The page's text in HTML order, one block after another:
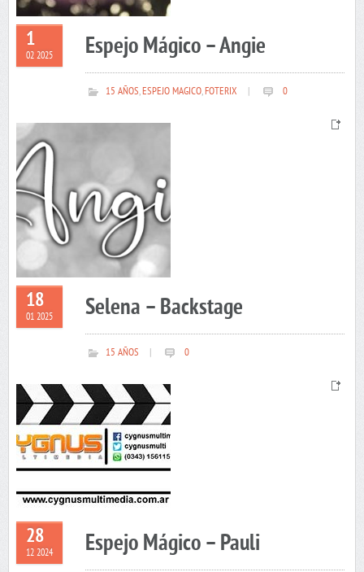
1
02 2025 Espejo Mágico – Angie
15 AÑOS,ESPEJO MAGICO,FOTERIX 0
18
01 2025 Selena – Backstage
15 AÑOS 0
28
12 2024 Espejo Mágico – Pauli